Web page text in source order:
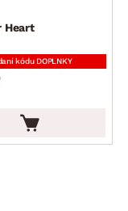
Heart
kódu DOPLNKY